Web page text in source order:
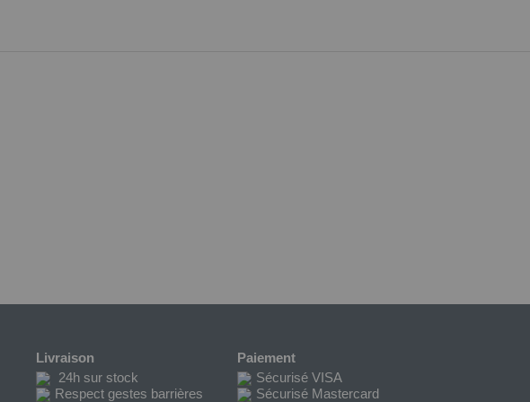
Livraison
24h sur stock
Respect gestes barrières
Paiement
Sécurisé VISA
Sécurisé Mastercard